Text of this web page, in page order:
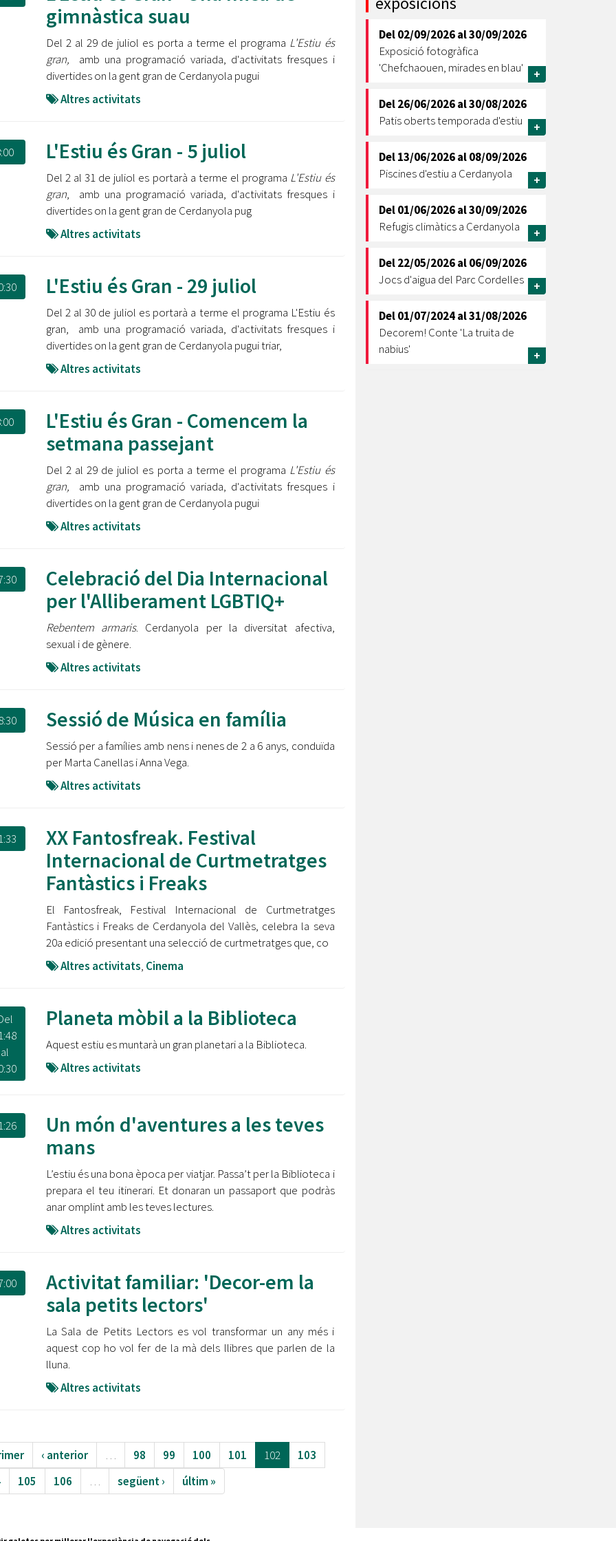
Ètica i Integritat
Retiment de Comptes
Dades Obertes
Catàleg de Serveis i Tràmits
Oberta la convocatòria d'Ajuts per a l'autoocupació
jove 2026
Cerdanyola opta a més de 5 milions d'euros del Pla de
Barris per transformar les Fontetes, Quatre Cantons i
l'entorn de l'avinguda Catalunya
L’Ajuntament reparteix ulleres gratuïtes per veure
Entitats
Equipaments
Mercats Municipals
Webs Municipals
gimnàstica suau
Del 2 al 29 de juliol es porta a terme el programa L'Estiu és
gran,
amb una programació variada, d'activitats fresques i
divertides on la gent gran de Cerdanyola pugui
Altres activitats
L'Estiu és Gran - 5 juliol
Del 2 al 31 de juliol es portarà a terme el programa L'Estiu és
gran, amb una programació variada, d'activitats fresques i
divertides on la gent gran de Cerdanyola pug
Altres activitats
L'Estiu és Gran - 29 juliol
Del 2 al 30 de juliol es portarà a terme el programa L'Estiu és
gran, amb una programació variada, d'activitats fresques i
divertides on la gent gran de Cerdanyola pugui triar,
Altres activitats
L'Estiu és Gran - Comencem la
setmana passejant
Del 2 al 29 de juliol es porta a terme el programa L'Estiu és
gran,
amb una programació variada, d'activitats fresques i
divertides on la gent gran de Cerdanyola pugui
Altres activitats
Celebració del Dia Internacional
per l'Alliberament LGBTIQ+
Rebentem armaris. Cerdanyola per la diversitat afectiva,
sexual i de gènere.
Altres activitats
Sessió de Música en família
Sessió per a famílies amb nens i nenes de 2 a 6 anys, conduïda
per Marta Canellas i Anna Vega.
Altres activitats
XX Fantosfreak. Festival
Internacional de Curtmetratges
Fantàstics i Freaks
El Fantosfreak, Festival Internacional de Curtmetratges
Fantàstics i Freaks de Cerdanyola del Vallès, celebra la seva
20a edició presentant una selecció de curtmetratges que, co
Altres activitats, Cinema
al
Planeta mòbil a la Biblioteca
Aquest estiu es muntarà un gran planetari a la Biblioteca.
Altres activitats
Un món d'aventures a les teves
mans
L’estiu és una bona època per viatjar. Passa’t per la Biblioteca i
prepara el teu itinerari. Et donaran un passaport que podràs
anar omplint amb les teves lectures.
Altres activitats
Activitat familiar: 'Decor-em la
sala petits lectors'
La Sala de Petits Lectors es vol transformar un any més i
aquest cop ho vol fer de la mà dels llibres que parlen de la
lluna.
Altres activitats
‹ anterior … 98 99 100 101 102
103
105 106 … següent › últim »
Del02/09/2026al30/09/2026
Exposició fotogràfica
'Chefchaouen, mirades en blau'
+
Del26/06/2026al30/08/2026
Patis oberts temporada d'estiu
+
Del13/06/2026al08/09/2026
Piscines d'estiu a Cerdanyola
+
Del01/06/2026al30/09/2026
Refugis climàtics a Cerdanyola
+
Del22/05/2026al06/09/2026
Jocs d'aigua del Parc Cordelles
+
Del01/07/2024al31/08/2026
Decorem! Conte 'La truita de
nabius'
+